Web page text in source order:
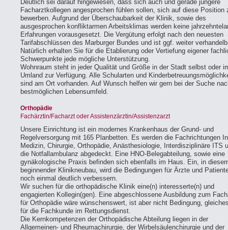
Deutlich sei darauf hingewiesen, dass sich auch und gerade jüngere
Facharztkollegen angesprochen fühlen sollen, sich auf diese Position
bewerben. Aufgrund der Überschaubarkeit der Klinik, sowie des
ausgesprochen konfliktarmen Arbeitsklimas werden keine
Erfahrungen vorausgesetzt. Die Vergütung erfolgt nach den neuesten
Tarifabschlüssen des Marburger Bundes und ist ggf. weiter
Natürlich erhalten Sie für die Etablierung oder Vertiefung eigener
Schwerpunkte jede mögliche Unterstützung.
Wohnraum steht in jeder Qualität und Größe in der Stadt selbst oder
Umland zur Verfügung. Alle Schularten und
sind am Ort vorhanden. Auf Wunsch helfen wir gern bei der Suche
bestmöglichen Lebensumfeld.
Orthopädie
Fachärztin/Facharzt oder Assistenzärztin/Assistenzarzt
Unsere Einrichtung ist ein modernes Krankenhaus der Grund- und
Regelversorgung mit 165 Planbetten. Es werden die Fachrichtungen
Medizin, Chirurgie, Orthopädie, Anästhesiologie, Interdisziplinäre ITS
die Notfallambulanz abgedeckt. Eine HNO-Belegabteilung, sowie eine
gynäkologische Praxis befinden sich ebenfalls im Haus. Ein, in
beginnender Klinikneubau, wird die Bedingungen für Ärzte und
noch einmal deutlich verbessern.
Wir suchen für die orthopädische Klinik eine(n) interesserte(n) und
engagierten Kollegin(gen). Eine abgeschlossene Ausbildung zum
für Orthopädie wäre wünschenswert, ist aber nicht Bedingung,
für die Fachkunde im Rettungsdienst.
Die Kernkompetenzen der Orthopädische Abteilung liegen in der
Allgemeinen- und Rheumachirurgie, der Wirbelsäulenchirurgie und der